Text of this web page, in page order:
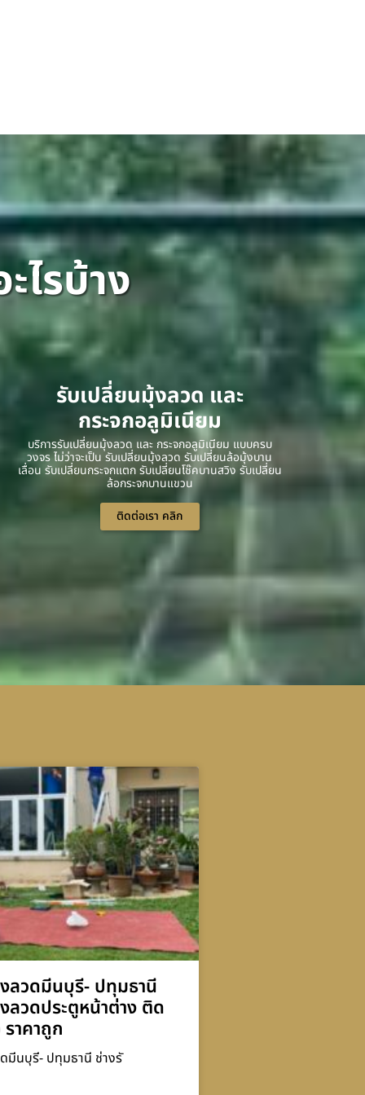
ไรบ้าง
รับเปลี่ยนมุ้งลวด และ
กระจกอลูมิเนียม
บริการรับเปลี่ยนมุ้งลวด และ กระจกอลูมิเนียม แบบครบ
วงจร ไม่ว่าจะเป็น รับเปลี่ยนมุ้งลวด รับเปลี่ยนล้อมุ้งบาน
เลื่อน รับเปลี่ยนกระจกแตก รับเปลี่ยนโช๊คบานสวิง รับเปลี่ยน
ล้อกระจกบานแขวน
ติดต่อเรา คลิก
ลวดมีนบุรี- ปทุมธานี
ลวดประตูหน้าต่าง ติด
ราคาถูก
มีนบุรี- ปทุมธานี ช่างรั